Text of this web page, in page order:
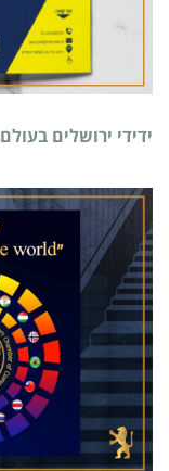
ידידי ירושלים בעולם